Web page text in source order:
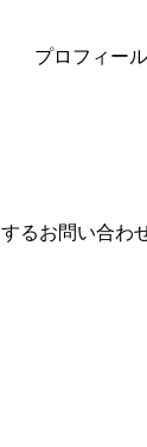
プロフィール
お問い合わ